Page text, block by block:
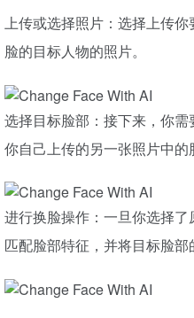
上传或选择照片：选择上传
脸的目标人物的照片。
选择目标脸部：接下来，你
你自己上传的另一张照片中的
进行换脸操作：一旦你选择
匹配脸部特征，并将目标脸部